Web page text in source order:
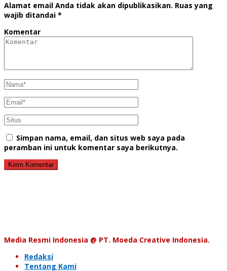
Alamat email Anda tidak akan dipublikasikan. Ruas yang
wajib ditandai *
Komentar
Simpan nama, email, dan situs web saya pada
peramban ini untuk komentar saya berikutnya.
Media Resmi Indonesia @ PT. Moeda Creative Indonesia.
Redaksi
Tentang Kami